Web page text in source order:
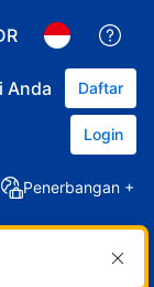
Anda Daftar
Login
Penerbangan +